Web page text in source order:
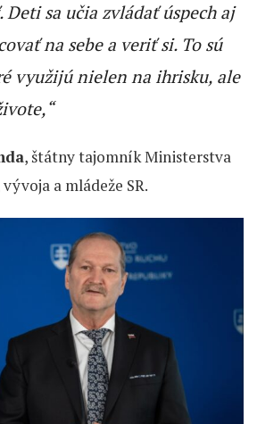
Deti sa učia zvládať úspech aj
na sebe a veriť si. To sú
využijú nielen na ihrisku, ale
, štátny tajomník Ministerstva
a mládeže SR.